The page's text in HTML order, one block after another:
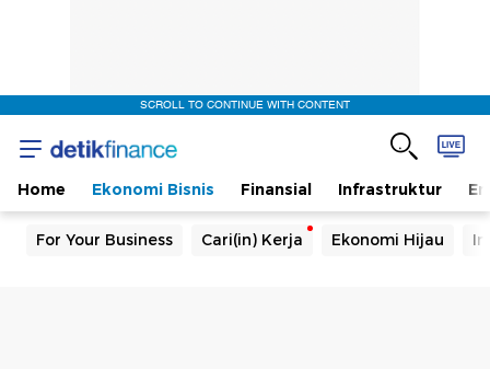
SCROLL TO CONTINUE WITH CONTENT
Home Ekonomi Bisnis Finansial Infrastruktur
For Your Business Cari(in) Kerja Ekonomi Hijau